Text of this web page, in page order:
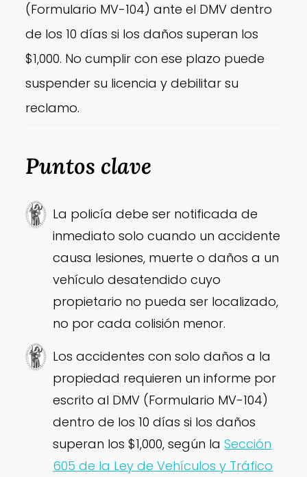
(Formulario MV-104) ante el DMV dentro
de los 10 días si los daños superan los
$1,000. No cumplir con ese plazo puede
suspender su licencia y debilitar su
reclamo.
Puntos clave
La policía debe ser notificada de
inmediato solo cuando un accidente
causa lesiones, muerte o daños a un
vehículo desatendido cuyo
propietario no pueda ser localizado,
no por cada colisión menor.
Los accidentes con solo daños a la
propiedad requieren un informe por
escrito al DMV (Formulario MV-104)
dentro de los 10 días si los daños
superan los $1,000, según laSección
605 de la Ley de Vehículos y Tráfico